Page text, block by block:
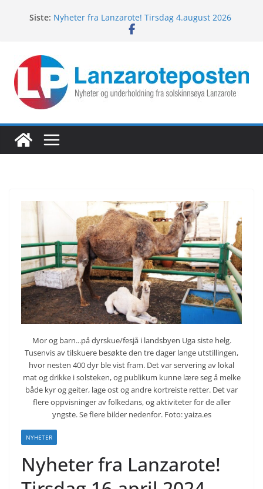
Siste: Nyheter fra Lanzarote! Tirsdag 4.august 2026
Lanzarotes enestående fugleliv
Nyheter fra Lanzarote! Onsdag 5.august 2026
Mor og barn...på dyrskue/fesjå i landsbyen Uga siste helg.
Tusenvis av tilskuere besøkte den tre dager lange utstillingen,
hvor nesten 400 dyr ble vist fram. Det var servering av lokal
mat og drikke i solsteken, og publikum kunne lære seg å melke
både kyr og geiter, lage ost og andre kortreiste retter. Det var
flere oppvisninger av folkedans, og aktiviteter for de aller
yngste. Se flere bilder nedenfor. Foto: yaiza.es
NYHETER
Nyheter fra Lanzarote!